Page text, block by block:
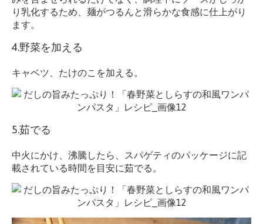
り乳化するため、麺がつるんと滑らかな食感に仕上がり
ます。
4.野菜を加える
キャベツ、たけのこを加える。
5.茹でる
中火にかけ、沸騰したら、スパゲティのパッケージに記
載されている時間を目安に茹でる。